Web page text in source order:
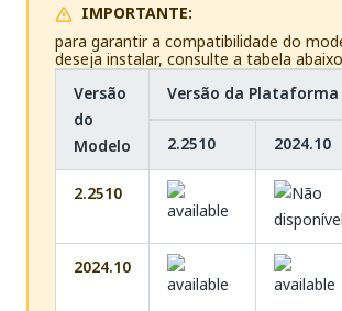
IMPORTANTE:
para garantir a compatibilidade do
deseja instalar, consulte a tabela
Versão
do
Modelo
Versão da Plataforma
2.2510 2024.10
2.2510
2024.10